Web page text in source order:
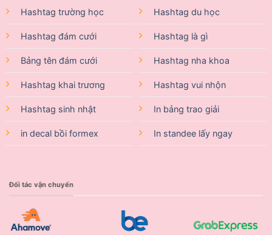
Hashtag trường học
Hashtag đám cưới
Bảng tên đám cưới
Hashtag khai trương
Hashtag sinh nhật
in decal bồi formex
Hashtag du học
Hashtag là gì
Hashtag nha khoa
Hashtag vui nhộn
In bảng trao giải
In standee lấy ngay
Đối tác vận chuyển